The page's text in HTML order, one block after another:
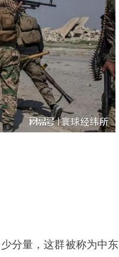
分量，这群被称为中东